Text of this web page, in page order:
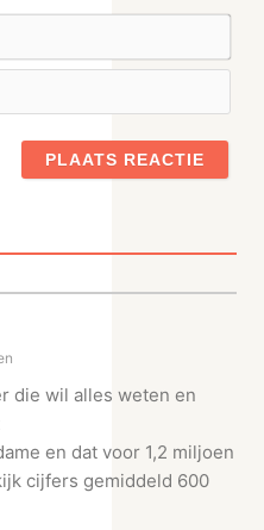
die wil alles weten en
en dat voor 1,2 miljoen
cijfers gemiddeld 600